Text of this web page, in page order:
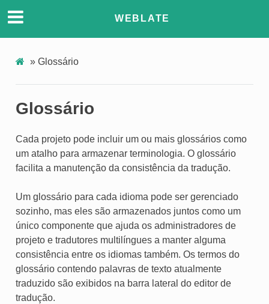
WEBLATE
» Glossário
Glossário
Cada projeto pode incluir um ou mais glossários como
um atalho para armazenar terminologia. O glossário
facilita a manutenção da consistência da tradução.
Um glossário para cada idioma pode ser gerenciado
sozinho, mas eles são armazenados juntos como um
único componente que ajuda os administradores de
projeto e tradutores multilíngues a manter alguma
consistência entre os idiomas também. Os termos do
glossário contendo palavras de texto atualmente
traduzido são exibidos na barra lateral do editor de
tradução.